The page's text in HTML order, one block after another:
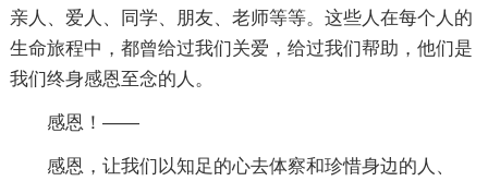
亲人、爱人、同学、朋友、老师等等。这些人在每个人的
生命旅程中，都曾给过我们关爱，给过我们帮助，他们是
我们终身感恩至念的人。
感恩！——
感恩，让我们以知足的心去体察和珍惜身边的人、